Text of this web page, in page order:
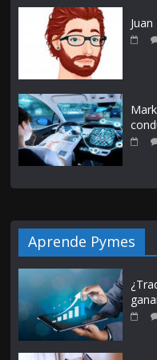
Aprende Pymes